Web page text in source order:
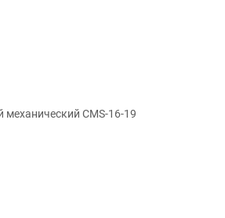
механический СМS-16-19